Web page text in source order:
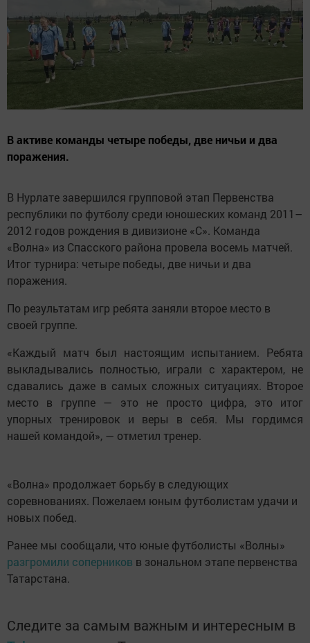
В активе команды четыре победы, две ничьи и два
поражения.
В Нурлате завершился групповой этап Первенства
республики по футболу среди юношеских команд 2011–
2012 годов рождения в дивизионе «С». Команда
«Волна» из Спасского района провела восемь матчей.
Итог турнира: четыре победы, две ничьи и два
поражения.
По результатам игр ребята заняли второе место в
своей группе.
«Каждый матч был настоящим испытанием. Ребята
выкладывались полностью, играли с характером, не
сдавались даже в самых сложных ситуациях. Второе
место в группе — это не просто цифра, это итог
упорных тренировок и веры в себя. Мы гордимся
нашей командой», — отметил тренер.
«Волна» продолжает борьбу в следующих
соревнованиях. Пожелаем юным футболистам удачи и
новых побед.
Ранее мы сообщали, что юные футболисты «Волны»
разгромили соперников в зональном этапе первенства
Татарстана.
Следите за самым важным и интересным в